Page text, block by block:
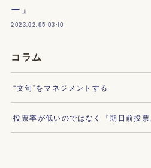
ー』
2023.02.05 03:10
コラム
“文句”をマネジメントする
投票率が低いのではなく『期日前投